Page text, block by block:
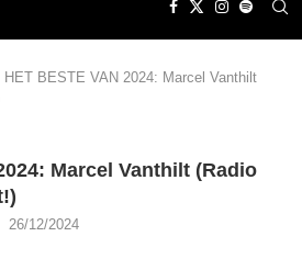
HET BESTE VAN 2024: Marcel Vanthilt
Marcel Vanthilt (Radio
26/12/2024